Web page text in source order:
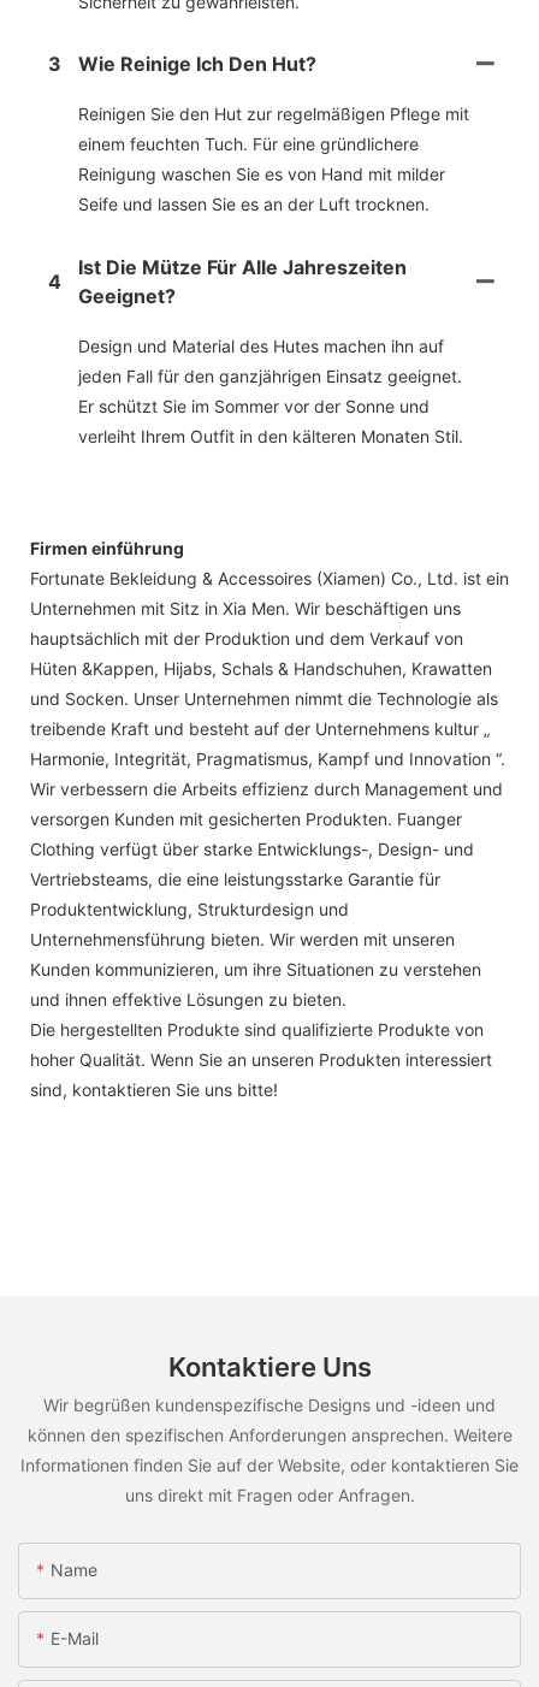
3 Wie Reinige Ich Den Hut?
Reinigen Sie den Hut zur regelmäßigen Pflege mit
einem feuchten Tuch. Für eine gründlichere
Reinigung waschen Sie es von Hand mit milder
Seife und lassen Sie es an der Luft trocknen.
4
Ist Die Mütze Für Alle Jahreszeiten
Geeignet?
Design und Material des Hutes machen ihn auf
jeden Fall für den ganzjährigen Einsatz geeignet.
Er schützt Sie im Sommer vor der Sonne und
verleiht Ihrem Outfit in den kälteren Monaten Stil.
Firmen einführung
Fortunate Bekleidung & Accessoires (Xiamen) Co., Ltd. ist ein
Unternehmen mit Sitz in Xia Men. Wir beschäftigen uns
hauptsächlich mit der Produktion und dem Verkauf von
Hüten &Kappen, Hijabs, Schals & Handschuhen, Krawatten
und Socken. Unser Unternehmen nimmt die Technologie als
treibende Kraft und besteht auf der Unternehmens kultur „
Harmonie, Integrität, Pragmatismus, Kampf und Innovation “.
Wir verbessern die Arbeits effizienz durch Management und
versorgen Kunden mit gesicherten Produkten. Fuanger
Clothing verfügt über starke Entwicklungs-, Design- und
Vertriebsteams, die eine leistungsstarke Garantie für
Produktentwicklung, Strukturdesign und
Unternehmensführung bieten. Wir werden mit unseren
Kunden kommunizieren, um ihre Situationen zu verstehen
und ihnen effektive Lösungen zu bieten.
Die hergestellten Produkte sind qualifizierte Produkte von
hoher Qualität. Wenn Sie an unseren Produkten interessiert
sind, kontaktieren Sie uns bitte!
Kontaktiere Uns
Wir begrüßen kundenspezifische Designs und -ideen und
können den spezifischen Anforderungen ansprechen. Weitere
Informationen finden Sie auf der Website, oder kontaktieren Sie
uns direkt mit Fragen oder Anfragen.
Name
E-Mail